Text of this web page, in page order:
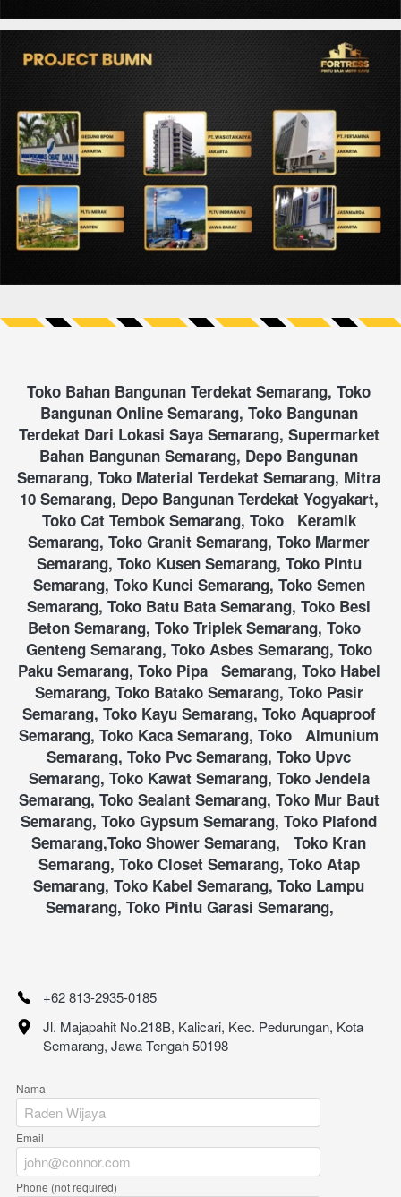
Toko Bahan Bangunan Terdekat Semarang, Toko
Bangunan Online Semarang, Toko Bangunan
Terdekat Dari Lokasi Saya Semarang, Supermarket
Bahan Bangunan Semarang, Depo Bangunan
Semarang, Toko Material Terdekat Semarang, Mitra
10 Semarang, Depo Bangunan Terdekat Yogyakart,
Toko Cat Tembok Semarang, Toko   Keramik
Semarang, Toko Granit Semarang, Toko Marmer
Semarang, Toko Kusen Semarang, Toko Pintu
Semarang, Toko Kunci Semarang, Toko Semen
Semarang, Toko Batu Bata Semarang, Toko Besi
Beton Semarang, Toko Triplek Semarang, Toko
Genteng Semarang, Toko Asbes Semarang, Toko
Paku Semarang, Toko Pipa   Semarang, Toko Habel
Semarang, Toko Batako Semarang, Toko Pasir
Semarang, Toko Kayu Semarang, Toko Aquaproof
Semarang, Toko Kaca Semarang, Toko   Almunium
Semarang, Toko Pvc Semarang, Toko Upvc
Semarang, Toko Kawat Semarang, Toko Jendela
Semarang, Toko Sealant Semarang, Toko Mur Baut
Semarang, Toko Gypsum Semarang, Toko Plafond
Semarang,Toko Shower Semarang,   Toko Kran
Semarang, Toko Closet Semarang, Toko Atap
Semarang, Toko Kabel Semarang, Toko Lampu
Semarang, Toko Pintu Garasi Semarang,
+62 813-2935-0185
Jl. Majapahit No.218B, Kalicari, Kec. Pedurungan, Kota
Semarang, Jawa Tengah 50198
Nama
Email
Phone (not required)